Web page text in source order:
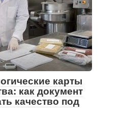
карты
как документ
качество под